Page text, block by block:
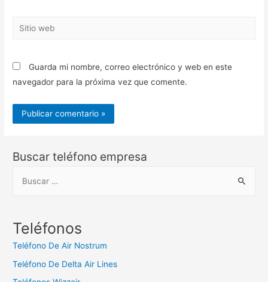
Sitio
Guarda mi nombre, correo electrónico y web en este
navegador para la próxima vez que comente.
Buscar teléfono empresa
c
:
Teléfonos
Teléfono De Air Nostrum
Teléfono De Delta Air Lines